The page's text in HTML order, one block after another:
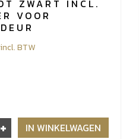
ZWART INCL.
VOOR
incl. BTW
+ IN WINKELWAGEN